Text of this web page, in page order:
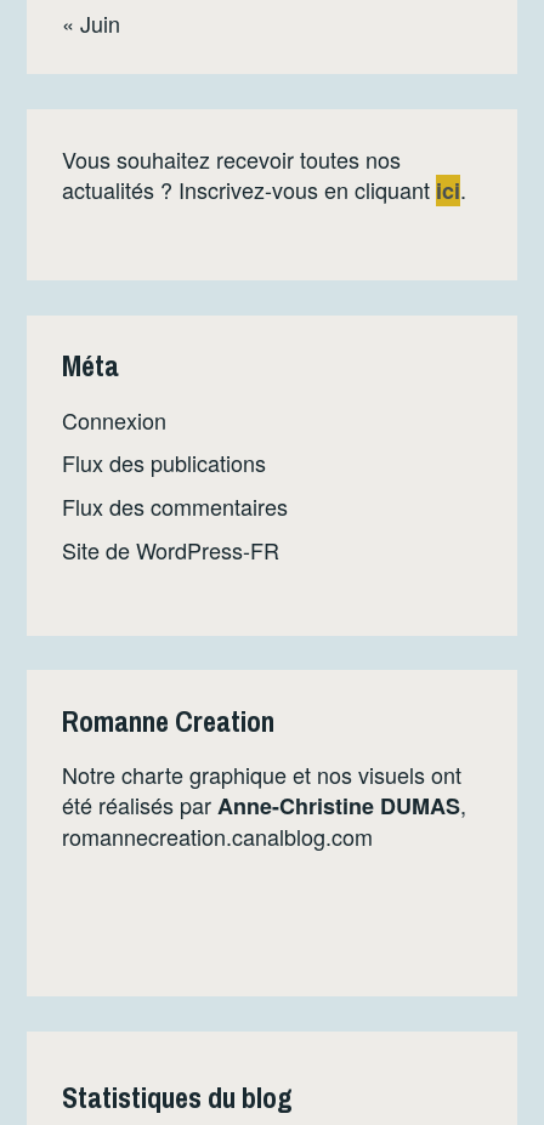
« Juin
Vous souhaitez recevoir toutes nos
actualités ? Inscrivez-vous en cliquant ici.
Méta
Connexion
Flux des publications
Flux des commentaires
Site de WordPress-FR
Romanne Creation
Notre charte graphique et nos visuels ont
été réalisés parAnne-Christine DUMAS,
romannecreation.canalblog.com
Statistiques du blog